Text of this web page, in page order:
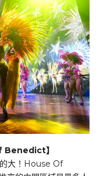
Benedict】
大！House Of